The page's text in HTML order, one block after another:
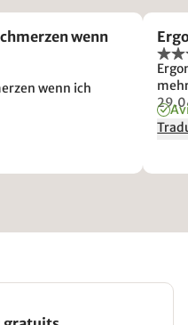
wenn
wenn ich